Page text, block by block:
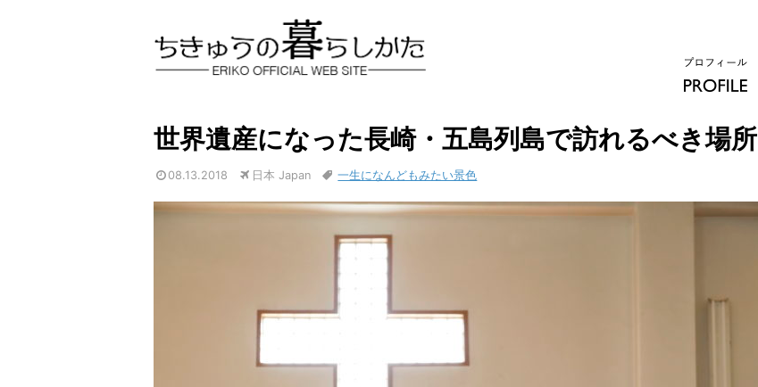
世界遺産になった長崎・五島列島で訪れるべき場所
08.13.2018 日本 Japan 一生になんどもみたい景色